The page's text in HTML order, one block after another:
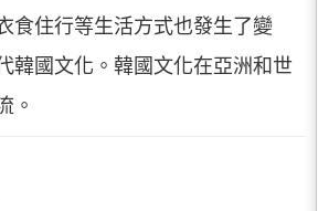
食住行等生活方式也發生了變
韓國文化。韓國文化在亞洲和世
。